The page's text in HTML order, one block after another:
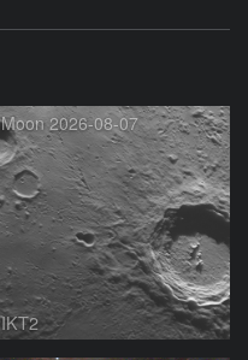
Moon 2026-08-07
IKT2